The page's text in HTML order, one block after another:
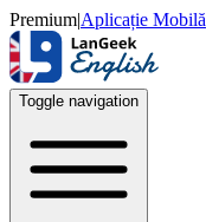
Premium|Aplicație Mobilă
Toggle navigation